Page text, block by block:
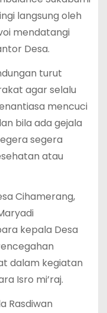
langsung oleh
mendatangi
Desa.
turut
agar selalu
mencuci
bila ada gejala
segera
atau
Cihamerang,
kepala Desa
dalam kegiatan
Isro mi’raj.
Rasdiwan